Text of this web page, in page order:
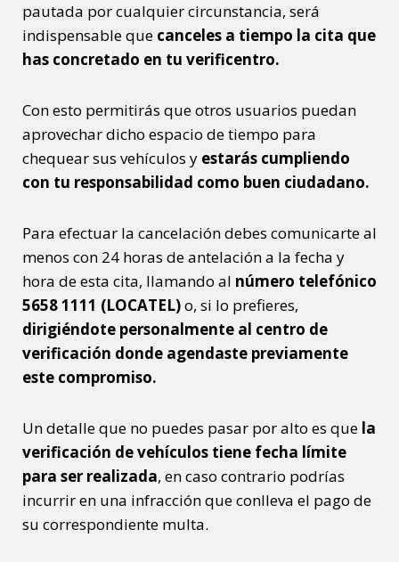
pautada por cualquier circunstancia, será
indispensable que canceles a tiempo la cita que
has concretado en tu verificentro.
Con esto permitirás que otros usuarios puedan
aprovechar dicho espacio de tiempo para
chequear sus vehículos y estarás cumpliendo
con tu responsabilidad como buen ciudadano.
Para efectuar la cancelación debes comunicarte al
menos con 24 horas de antelación a la fecha y
hora de esta cita, llamando al número telefónico
5658 1111 (LOCATEL)o, si lo prefieres,
dirigiéndote personalmente al centro de
verificación donde agendaste previamente
este compromiso.
Un detalle que no puedes pasar por alto es que la
verificación de vehículos tiene fecha límite
para ser realizada, en caso contrario podrías
incurrir en una infracción que conlleva el pago de
su correspondiente multa.